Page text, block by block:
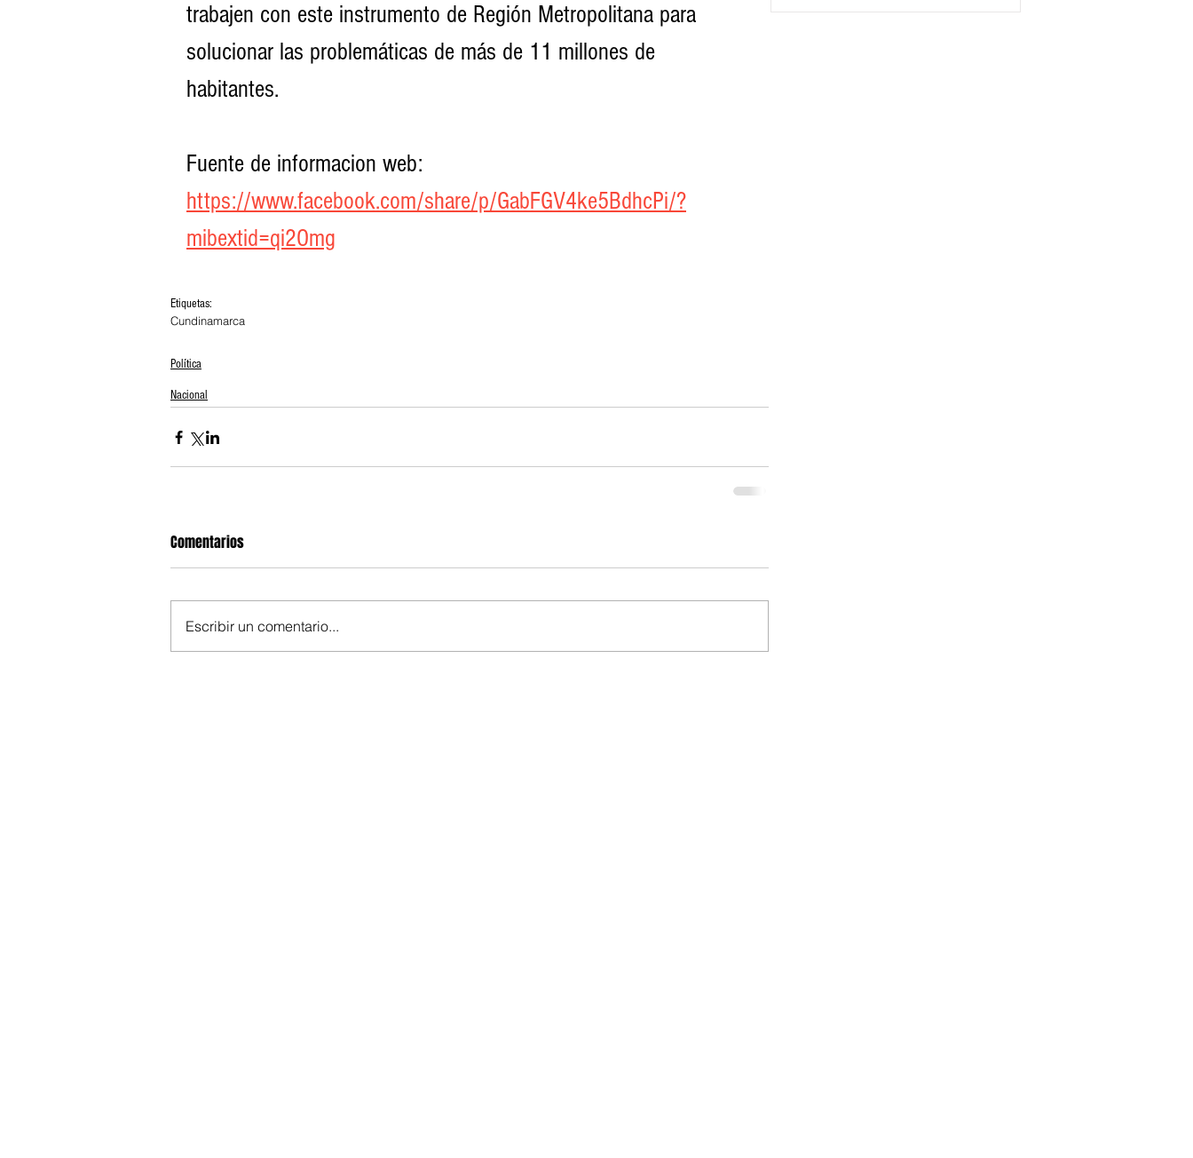
trabajen con este instrumento de Región Metropolitana para
solucionar las problemáticas de más de 11 millones de
habitantes.
Fuente de informacion web:
https://www.facebook.com/share/p/GabFGV4ke5BdhcPi/?
mibextid=qi2Omg
Etiquetas:
Cundinamarca
Política
Nacional
Comentarios
Escribir un comentario...